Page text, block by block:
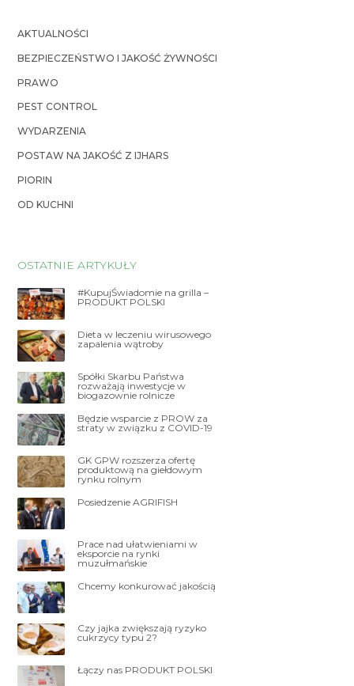
AKTUALNOŚCI
BEZPIECZEŃSTWO I JAKOŚĆ ŻYWNOŚCI
PRAWO
PEST CONTROL
WYDARZENIA
POSTAW NA JAKOŚĆ Z IJHARS
PIORIN
OD KUCHNI
OSTATNIE ARTYKUŁY
#KupujŚwiadomie na grilla –
PRODUKT POLSKI
Dieta w leczeniu wirusowego
zapalenia wątroby
Spółki Skarbu Państwa
rozważają inwestycje w
biogazownie rolnicze
Będzie wsparcie z PROW za
straty w związku z COVID-19
GK GPW rozszerza ofertę
produktową na giełdowym
rynku rolnym
Posiedzenie AGRIFISH
Prace nad ułatwieniami w
eksporcie na rynki
muzułmańskie
Chcemy konkurować jakością
Czy jajka zwiększają ryzyko
cukrzycy typu 2?
Łączy nas PRODUKT POLSKI